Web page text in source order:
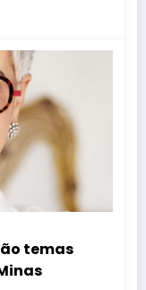
temas